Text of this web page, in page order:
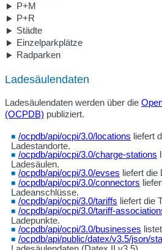
P+M
P+R
Städte
Einzelparkplätze
Radparken
Ladesäulendaten
Ladesäulendaten werden über die
(OCPDB) publiziert.
/ocpdb/api/ocpi/3.0/locations liefert
Ladestandorte.
/ocpdb/api/ocpi/3.0/charge-stations
Ladesäulen.
/ocpdb/api/ocpi/3.0/evses liefert
/ocpdb/api/ocpi/3.0/connectors
Ladeanschlüsse.
/ocpdb/api/ocpi/3.0/tariffs liefert die
/ocpdb/api/ocpi/3.0/tariff-
Ladepunkte.
/ocpdb/api/ocpi/3.0/businesses
/ocpdb/api/public/datex/v3.5/json/